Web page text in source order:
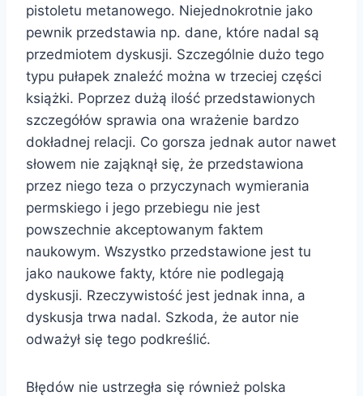
pistoletu metanowego. Niejednokrotnie jako
pewnik przedstawia np. dane, które nadal są
przedmiotem dyskusji. Szczególnie dużo tego
typu pułapek znaleźć można w trzeciej części
książki. Poprzez dużą ilość przedstawionych
szczegółów sprawia ona wrażenie bardzo
dokładnej relacji. Co gorsza jednak autor nawet
słowem nie zająknął się, że przedstawiona
przez niego teza o przyczynach wymierania
permskiego i jego przebiegu nie jest
powszechnie akceptowanym faktem
naukowym. Wszystko przedstawione jest tu
jako naukowe fakty, które nie podlegają
dyskusji. Rzeczywistość jest jednak inna, a
dyskusja trwa nadal. Szkoda, że autor nie
odważył się tego podkreślić.
Błędów nie ustrzegła się również polska